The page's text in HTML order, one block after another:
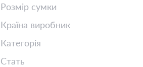
Розмір сумки
Країна виробник
Категорія
Стать